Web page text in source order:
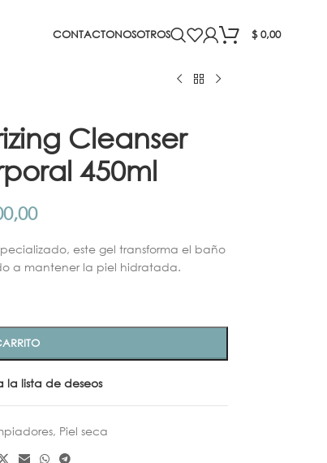
CONTACTONOSOTROS $0,00
Cleanser
450ml
este gel transforma el baño
a mantener la piel hidratada.
la lista de deseos
, Piel seca